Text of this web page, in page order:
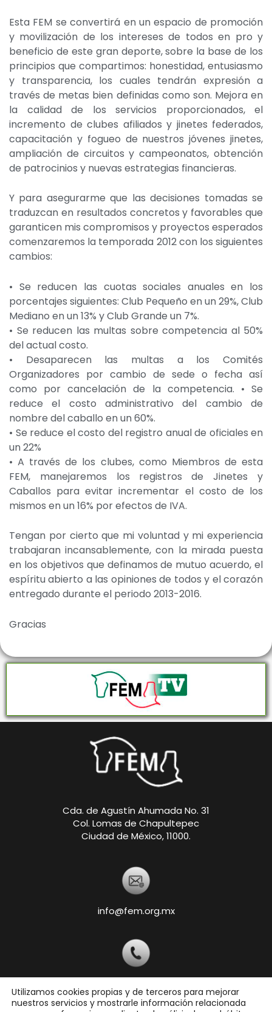
Esta FEM se convertirá en un espacio de promoción
y movilización de los intereses de todos en pro y
beneficio de este gran deporte, sobre la base de los
principios que compartimos: honestidad, entusiasmo
y transparencia, los cuales tendrán expresión a
través de metas bien definidas como son. Mejora en
la calidad de los servicios proporcionados, el
incremento de clubes afiliados y jinetes federados,
capacitación y fogueo de nuestros jóvenes jinetes,
ampliación de circuitos y campeonatos, obtención
de patrocinios y nuevas estrategias financieras.
Y para asegurarme que las decisiones tomadas se
traduzcan en resultados concretos y favorables que
garanticen mis compromisos y proyectos esperados
comenzaremos la temporada 2012 con los siguientes
cambios:
• Se reducen las cuotas sociales anuales en los
porcentajes siguientes: Club Pequeño en un 29%, Club
Mediano en un 13% y Club Grande un 7%.
• Se reducen las multas sobre competencia al 50%
del actual costo.
• Desaparecen las multas a los Comités
Organizadores por cambio de sede o fecha así
como por cancelación de la competencia. • Se
reduce el costo administrativo del cambio de
nombre del caballo en un 60%.
• Se reduce el costo del registro anual de oficiales en
un 22%
• A través de los clubes, como Miembros de esta
FEM, manejaremos los registros de Jinetes y
Caballos para evitar incrementar el costo de los
mismos en un 16% por efectos de IVA.
Tengan por cierto que mi voluntad y mi experiencia
trabajaran incansablemente, con la mirada puesta
en los objetivos que definamos de mutuo acuerdo, el
espíritu abierto a las opiniones de todos y el corazón
entregado durante el periodo 2013-2016.
Gracias
Cda. de Agustín Ahumada No. 31
Col. Lomas de Chapultepec
Ciudad de México, 11000.
info@fem.org.mx
Utilizamos cookies propias y de terceros para mejorar
nuestros servicios y mostrarle información relacionada